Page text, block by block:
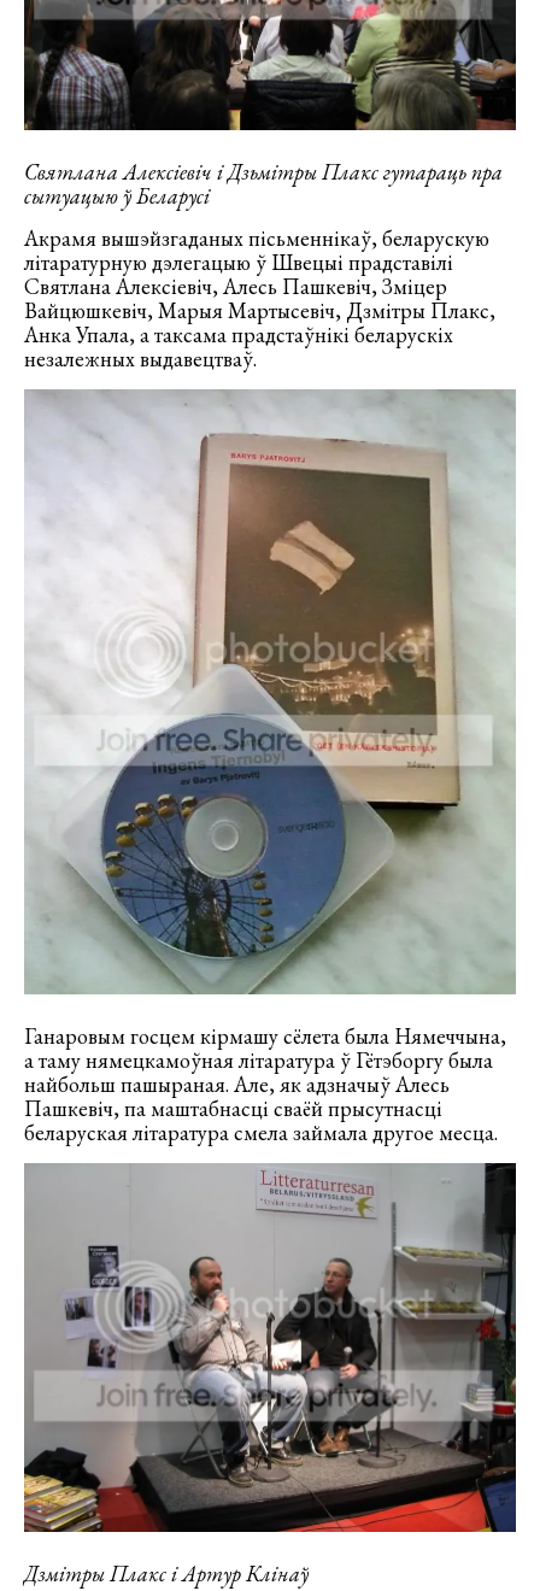
Святлана Алексіевіч і Дзьмітры Плакс гутараць пра
сытуацыю ў Беларусі
Акрамя вышэйзгаданых пісьменнікаў, беларускую
літаратурную дэлегацыю ў Швецыі прадставілі
Святлана Алексіевіч, Алесь Пашкевіч, Зміцер
Вайцюшкевіч, Марыя Мартысевіч, Дзмітры Плакс,
Анка Упала, а таксама прадстаўнікі беларускіх
незалежных выдавецтваў.
Ганаровым госцем кірмашу сёлета была Нямеччына,
а таму нямецкамоўная літаратура ў Гётэборгу была
найбольш пашыраная. Але, як адзначыў Алесь
Пашкевіч, па маштабнасці сваёй прысутнасці
беларуская літаратура смела займала другое месца.
Дзмітры Плакс і Артур Клінаў